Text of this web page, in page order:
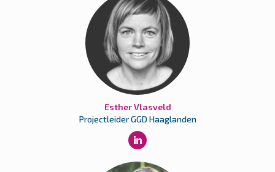
Esther Vlasveld
Projectleider GGD Haaglanden